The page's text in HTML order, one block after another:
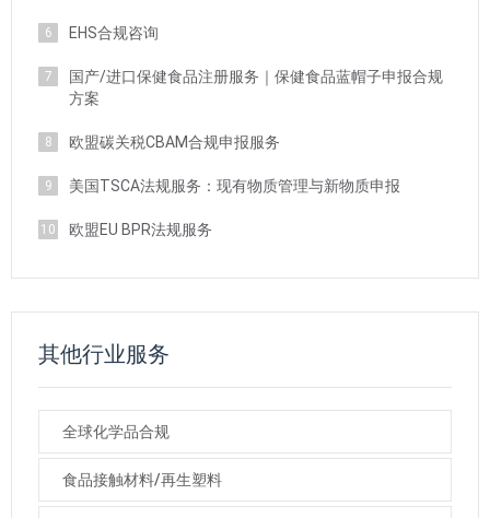
6 EHS合规咨询
7
国产/进口保健食品注册服务｜保健食品蓝帽子申报合规
方案
8 欧盟碳关税CBAM合规申报服务
9 美国TSCA法规服务：现有物质管理与新物质申报
10 欧盟EU BPR法规服务
其他行业服务
全球化学品合规
食品接触材料/再生塑料